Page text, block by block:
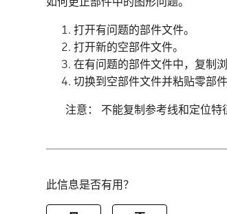
打开有问题的部件文件。
打开新的空部件文件。
在有问题的部件文件中，复制
切换到空部件文件并粘贴零部件
注意： 不能复制参考线和定位特
此信息是否有用？